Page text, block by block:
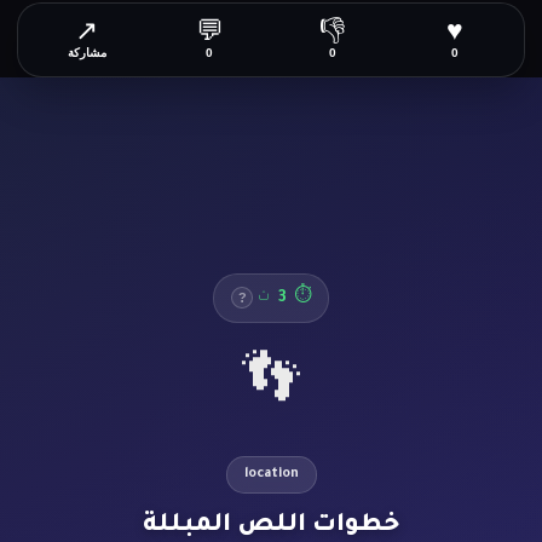
⏱
3 ث ?
👣
location
خطوات اللص المبللة
♥
0
👎
0
💬
0
↗
مشاركة